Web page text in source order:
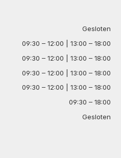
Gesloten
09:30 – 12:00 | 13:00 – 18:00
09:30 – 12:00 | 13:00 – 18:00
09:30 – 12:00 | 13:00 – 18:00
09:30 – 12:00 | 13:00 – 18:00
09:30 – 18:00
Gesloten